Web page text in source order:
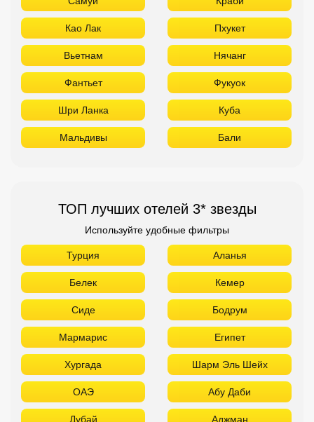
Као Лак Пхукет
Вьетнам Нячанг
Фантьет Фукуок
Шри Ланка Куба
Мальдивы Бали
ТОП лучших отелей 3* звезды
Используйте удобные фильтры
Турция Аланья
Белек Кемер
Сиде Бодрум
Мармарис Египет
Хургада Шарм Эль Шейх
ОАЭ Абу Даби
Дубай Аджман